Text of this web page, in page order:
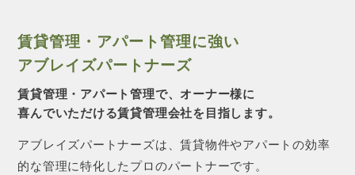
賃貸管理・アパート管理に強い
アブレイズパートナーズ
賃貸管理・アパート管理で、オーナー様に
喜んでいただける賃貸管理会社を目指します。
アブレイズパートナーズは、賃貸物件やアパートの効率
的な管理に特化したプロのパートナーです。